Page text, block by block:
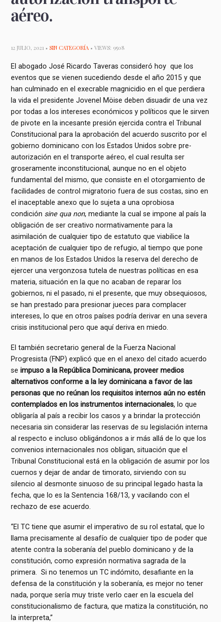
aéreo.
12 JULIO, 2021 •SIN CATEGORÍA • VIEWS: 9508
El abogado José Ricardo Taveras consideró hoy que los
eventos que se vienen sucediendo desde el año 2015 y que
han culminado en el execrable magnicidio en el que perdiera
la vida el presidente Jovenel Möise deben disuadir de una vez
por todas a los intereses económicos y políticos que le sirven
de pivote en la incesante presión ejercida contra el Tribunal
Constitucional para la aprobación del acuerdo suscrito por el
gobierno dominicano con los Estados Unidos sobre pre-
autorización en el transporte aéreo, el cual resulta ser
groseramente inconstitucional, aunque no en el objeto
fundamental del mismo, que consiste en el otorgamiento de
facilidades de control migratorio fuera de sus costas, sino en
el inaceptable anexo que lo sujeta a una oprobiosa
condición sine qua non, mediante la cual se impone al país la
obligación de ser creativo normativamente para la
asimilación de cualquier tipo de estatuto que viabilice la
aceptación de cualquier tipo de refugio, al tiempo que pone
en manos de los Estados Unidos la reserva del derecho de
ejercer una vergonzosa tutela de nuestras políticas en esa
materia, situación en la que no acaban de reparar los
gobiernos, ni el pasado, ni el presente, que muy obsequiosos,
se han prestado para presionar jueces para complacer
intereses, lo que en otros países podría derivar en una severa
crisis institucional pero que aquí deriva en miedo.
El también secretario general de la Fuerza Nacional
Progresista (FNP) explicó que en el anexo del citado acuerdo
seimpuso a la República Dominicana, proveer medios
alternativos conforme a la ley dominicana a favor de las
personas que no reúnan los requisitos internos aún no estén
contemplados en los instrumentos internacionales, lo que
obligaría al país a recibir los casos y a brindar la protección
necesaria sin considerar las reservas de su legislación interna
al respecto e incluso obligándonos a ir más allá de lo que los
convenios internacionales nos obligan, situación que el
Tribunal Constitucional está en la obligación de asumir por los
cuernos y dejar de andar de timorato, sirviendo con su
silencio al desmonte sinuoso de su principal legado hasta la
fecha, que lo es la Sentencia 168/13, y vacilando con el
rechazo de ese acuerdo.
“El TC tiene que asumir el imperativo de su rol estatal, que lo
llama precisamente al desafío de cualquier tipo de poder que
atente contra la soberanía del pueblo dominicano y de la
constitución, como expresión normativa sagrada de la
primera. Si no tenemos un TC indómito, desafiante en la
defensa de la constitución y la soberanía, es mejor no tener
nada, porque sería muy triste verlo caer en la escuela del
constitucionalismo de factura, que matiza la constitución, no
la interpreta,”